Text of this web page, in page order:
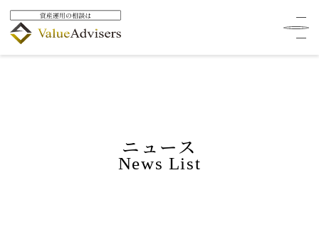
ニュース
News List